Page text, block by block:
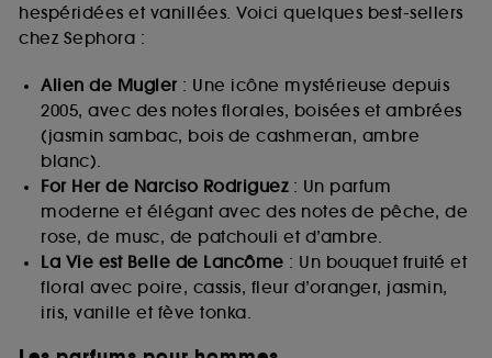
hespéridées et vanillées. Voici quelques best-sellers
chez Sephora :
Alien de Mugler: Une icône mystérieuse depuis
2005, avec des notes florales, boisées et ambrées
(jasmin sambac, bois de cashmeran, ambre
blanc).
For Her de Narciso Rodriguez: Un parfum
moderne et élégant avec des notes de pêche, de
rose, de musc, de patchouli et d’ambre.
La Vie est Belle de Lancôme : Un bouquet fruité et
floral avec poire, cassis, fleur d’oranger, jasmin,
iris, vanille et fève tonka.